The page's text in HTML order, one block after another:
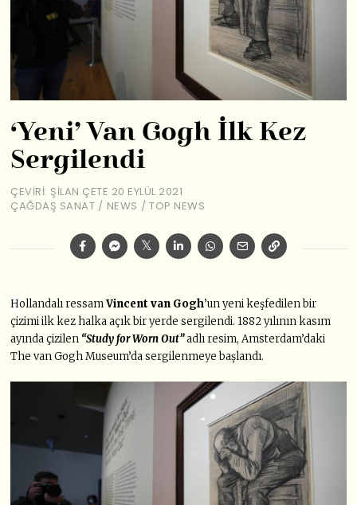
‘Yeni’ Van Gogh İlk Kez
Sergilendi
ÇEVIRI: ŞILAN ÇETE 20 EYLÜL 2021
ÇAĞDAŞ SANAT / NEWS / TOP NEWS
Hollandalı ressamVincent van Gogh’un yeni keşfedilen bir
çizimi ilk kez halka açık bir yerde sergilendi. 1882 yılının kasım
ayında çizilen “Study for Worn Out”adlı resim, Amsterdam’daki
The van Gogh Museum’da sergilenmeye başlandı.